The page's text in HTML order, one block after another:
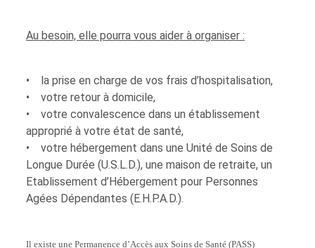
Au besoin, elle pourra vous aider à organiser :
• la prise en charge de vos frais d’hospitalisation,
• votre retour à domicile,
• votre convalescence dans un établissement
approprié à votre état de santé,
• votre hébergement dans une Unité de Soins de
Longue Durée (U.S.L.D.), une maison de retraite, un
Etablissement d’Hébergement pour Personnes
Agées Dépendantes (E.H.P.A.D.).
Il existe une Permanence d’Accès aux Soins de Santé (PASS)